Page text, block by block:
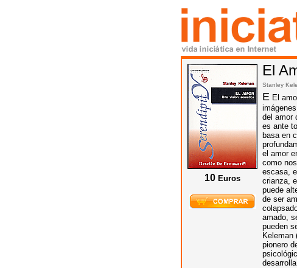
10 Euros
El
Stanley
E El
del amor
es ante
basa en
el amor
como
escasa,
crianza,
puede
de ser
amado,
pueden
Keleman
pionero